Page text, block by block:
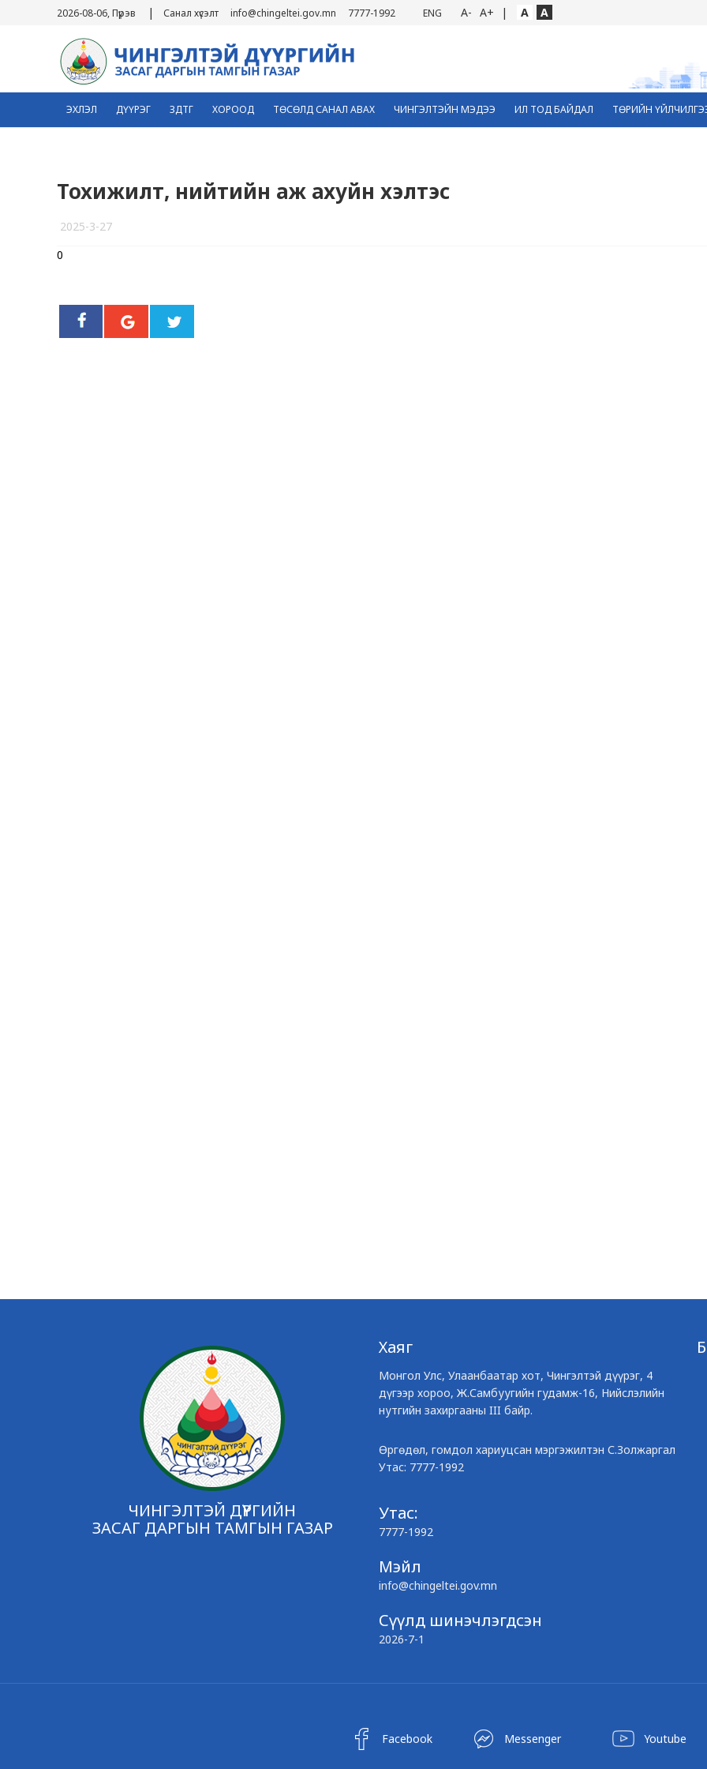
2026-08-06, Пүрэв | Санал хүсэлт info@chingeltei.gov.mn 7777-1992 ENG A- A+ | A A
ЭХЛЭЛ ДҮҮРЭГ ЗДТГ ХОРООД ТӨСӨЛД САНАЛ АВАХ ЧИНГЭЛТЭЙН МЭДЭЭ ИЛ ТОД БАЙДАЛ ТӨРИЙН
Тохижилт, нийтийн аж ахуйн хэлтэс
2025-3-27
0
ЧИНГЭЛТЭЙ ДҮҮРГИЙН
ЗАСАГ ДАРГЫН ТАМГЫН ГАЗАР
Хаяг
Монгол Улс, Улаанбаатар хот, Чингэлтэй дүүрэг, 4
дүгээр хороо, Ж.Самбуугийн гудамж-16, Нийслэлийн
нутгийн захиргааны III байр.
Өргөдөл, гомдол хариуцсан мэргэжилтэн С.Золжаргал
Утас: 7777-1992
Утас:
7777-1992
Мэйл
info@chingeltei.gov.mn
Сүүлд шинэчлэгдсэн
2026-7-1
Facebook Messenger Youtube